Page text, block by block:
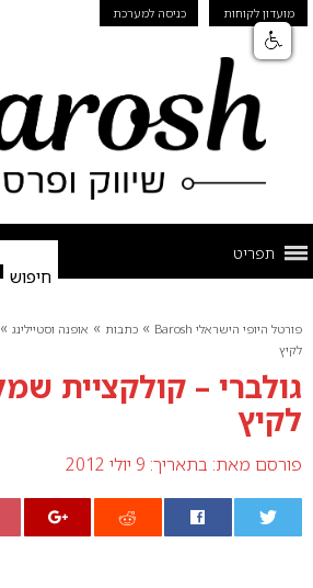
מועדון לקוחות כניסה למערכת
תפריט
פורטל היופי הישראלי Barosh » כתבות » אופנה וסטיילינג »
לקיץ
גולברי – קולקציית
לקיץ
פורסם מאת: בתאריך: 9 יולי 2012